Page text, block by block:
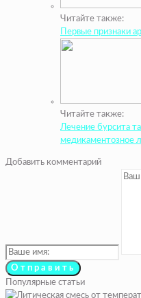
Читайте также:
Первые признаки
Читайте также:
Лечение бурсита
медикаментозное
Добавить комментарий
Популярные статьи